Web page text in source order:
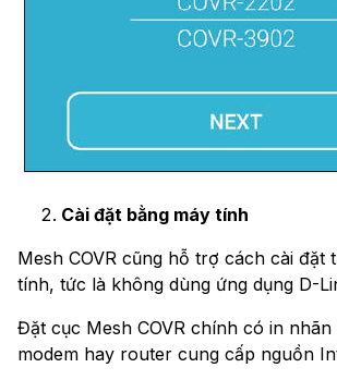
Cài đặt bằng máy tính
Mesh COVR cũng hỗ trợ cách cài đặt
tính, tức là không dùng ứng dụng D-
Đặt cục Mesh COVR chính có in
modem hay router cung cấp nguồn